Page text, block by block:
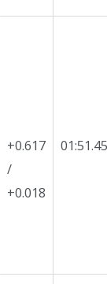
+0.617
/
+0.018